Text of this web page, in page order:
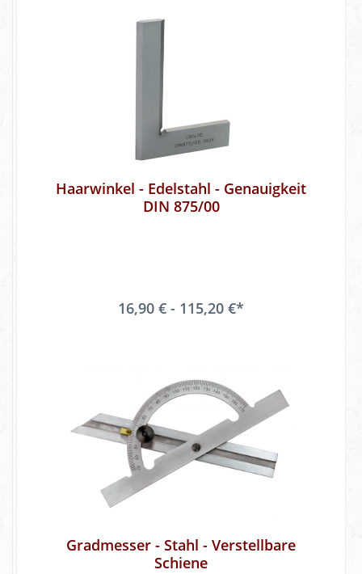
Haarwinkel - Edelstahl - Genauigkeit
DIN 875/00
16,90 € - 115,20 €*
Gradmesser - Stahl - Verstellbare
Schiene